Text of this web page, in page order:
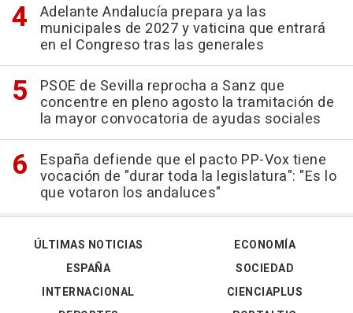
Adelante Andalucía prepara ya las
municipales de 2027 y vaticina que entrará
en el Congreso tras las generales
PSOE de Sevilla reprocha a Sanz que
concentre en pleno agosto la tramitación de
la mayor convocatoria de ayudas sociales
España defiende que el pacto PP-Vox tiene
vocación de "durar toda la legislatura": "Es lo
que votaron los andaluces"
ÚLTIMAS NOTICIAS
ESPAÑA
INTERNACIONAL
ECONOMÍA
SOCIEDAD
CIENCIAPLUS